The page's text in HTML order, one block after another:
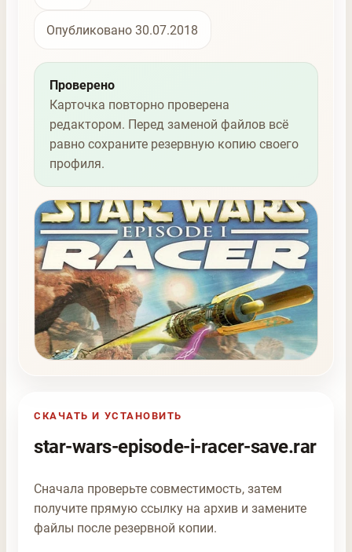
Опубликовано 30.07.2018
Проверено
Карточка повторно проверена
редактором. Перед заменой файлов всё
равно сохраните резервную копию своего
профиля.
СКАЧАТЬ И УСТАНОВИТЬ
star-wars-episode-i-racer-save.rar
Сначала проверьте совместимость, затем
получите прямую ссылку на архив и замените
файлы после резервной копии.